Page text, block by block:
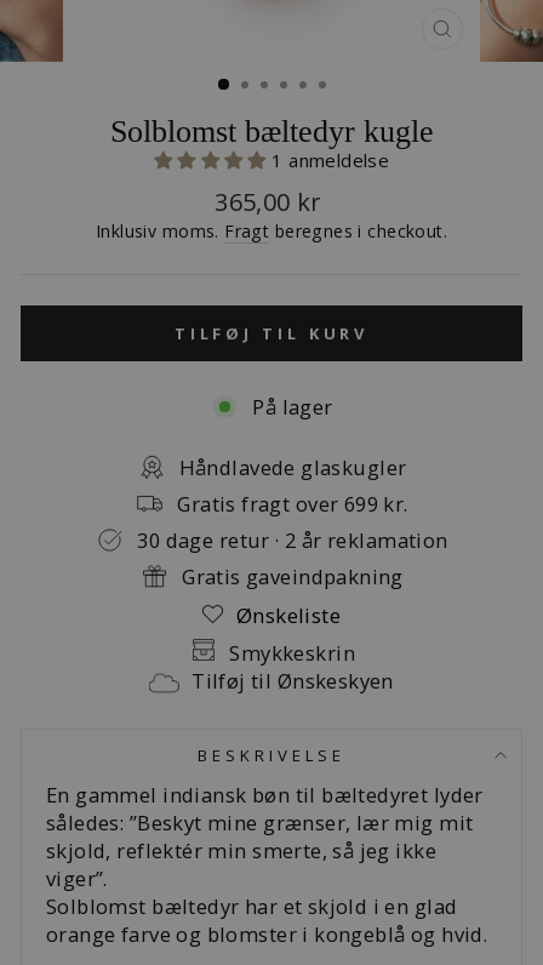
(ESC)
Solblomst bæltedyr kugle
1 anmeldelse
Normalpris
365,00 kr
Inklusiv moms. Fragt beregnes i checkout.
TILFØJ TIL KURV
På lager
Håndlavede glaskugler
Gratis fragt over 699 kr.
30 dage retur · 2 år reklamation
Gratis gaveindpakning
Ønskeliste
Smykkeskrin
Tilføj til Ønskeskyen
BESKRIVELSE
En gammel indiansk bøn til bæltedyret lyder
således: ”Beskyt mine grænser, lær mig mit
skjold, reflektér min smerte, så jeg ikke
viger”.
Solblomst bæltedyr har et skjold i en glad
orange farve og blomster i kongeblå og hvid.